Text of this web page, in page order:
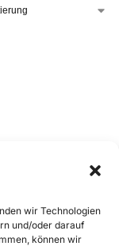
wir Technologien
und/oder darauf
können wir